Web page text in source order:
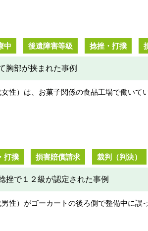
中 後遺障害等級 捻挫・打撲
胸部が挟まれた事例
性）は、お菓子関係の食品工場で働い
打撲 損害賠償請求 裁判（判決）
挫で１２級が認定された事例
男性）がゴーカートの後ろ側で整備中に
近藤学
2022-01-01
でお世話になりました。
色々アドバイスして頂き示談までスム
ーズに進める事ができました。
続きを読む